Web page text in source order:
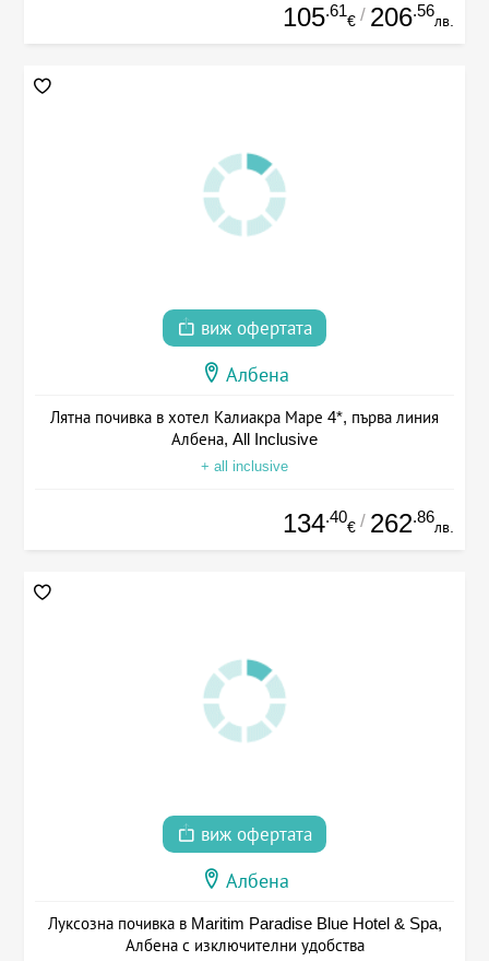
105.61
€ / 206.56
лв.
виж офертата
Албена
Лятна почивка в хотел Калиакра Маре 4*, първа линия
Албена, All Inclusive
+ all inclusive
134.40
€ / 262.86
лв.
виж офертата
Албена
Луксозна почивка в Maritim Paradise Blue Hotel & Spa,
Албена с изключителни удобства